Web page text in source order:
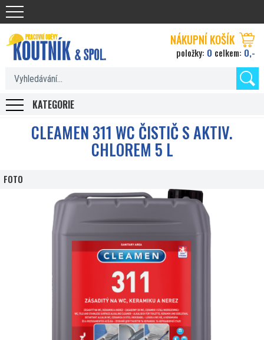
Koutnik.com
CLEAMEN 311 WC ČISTIČ S AKTIV.
CHLOREM 5 L
FOTO
KATEGORIE
NÁKUPNÍ KOŠÍK
položky: 0 celkem: 0,-